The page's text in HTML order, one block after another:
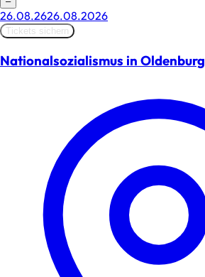
26.08.2626.08.2026
Tickets sichern
Nationalsozialismus in Oldenburg